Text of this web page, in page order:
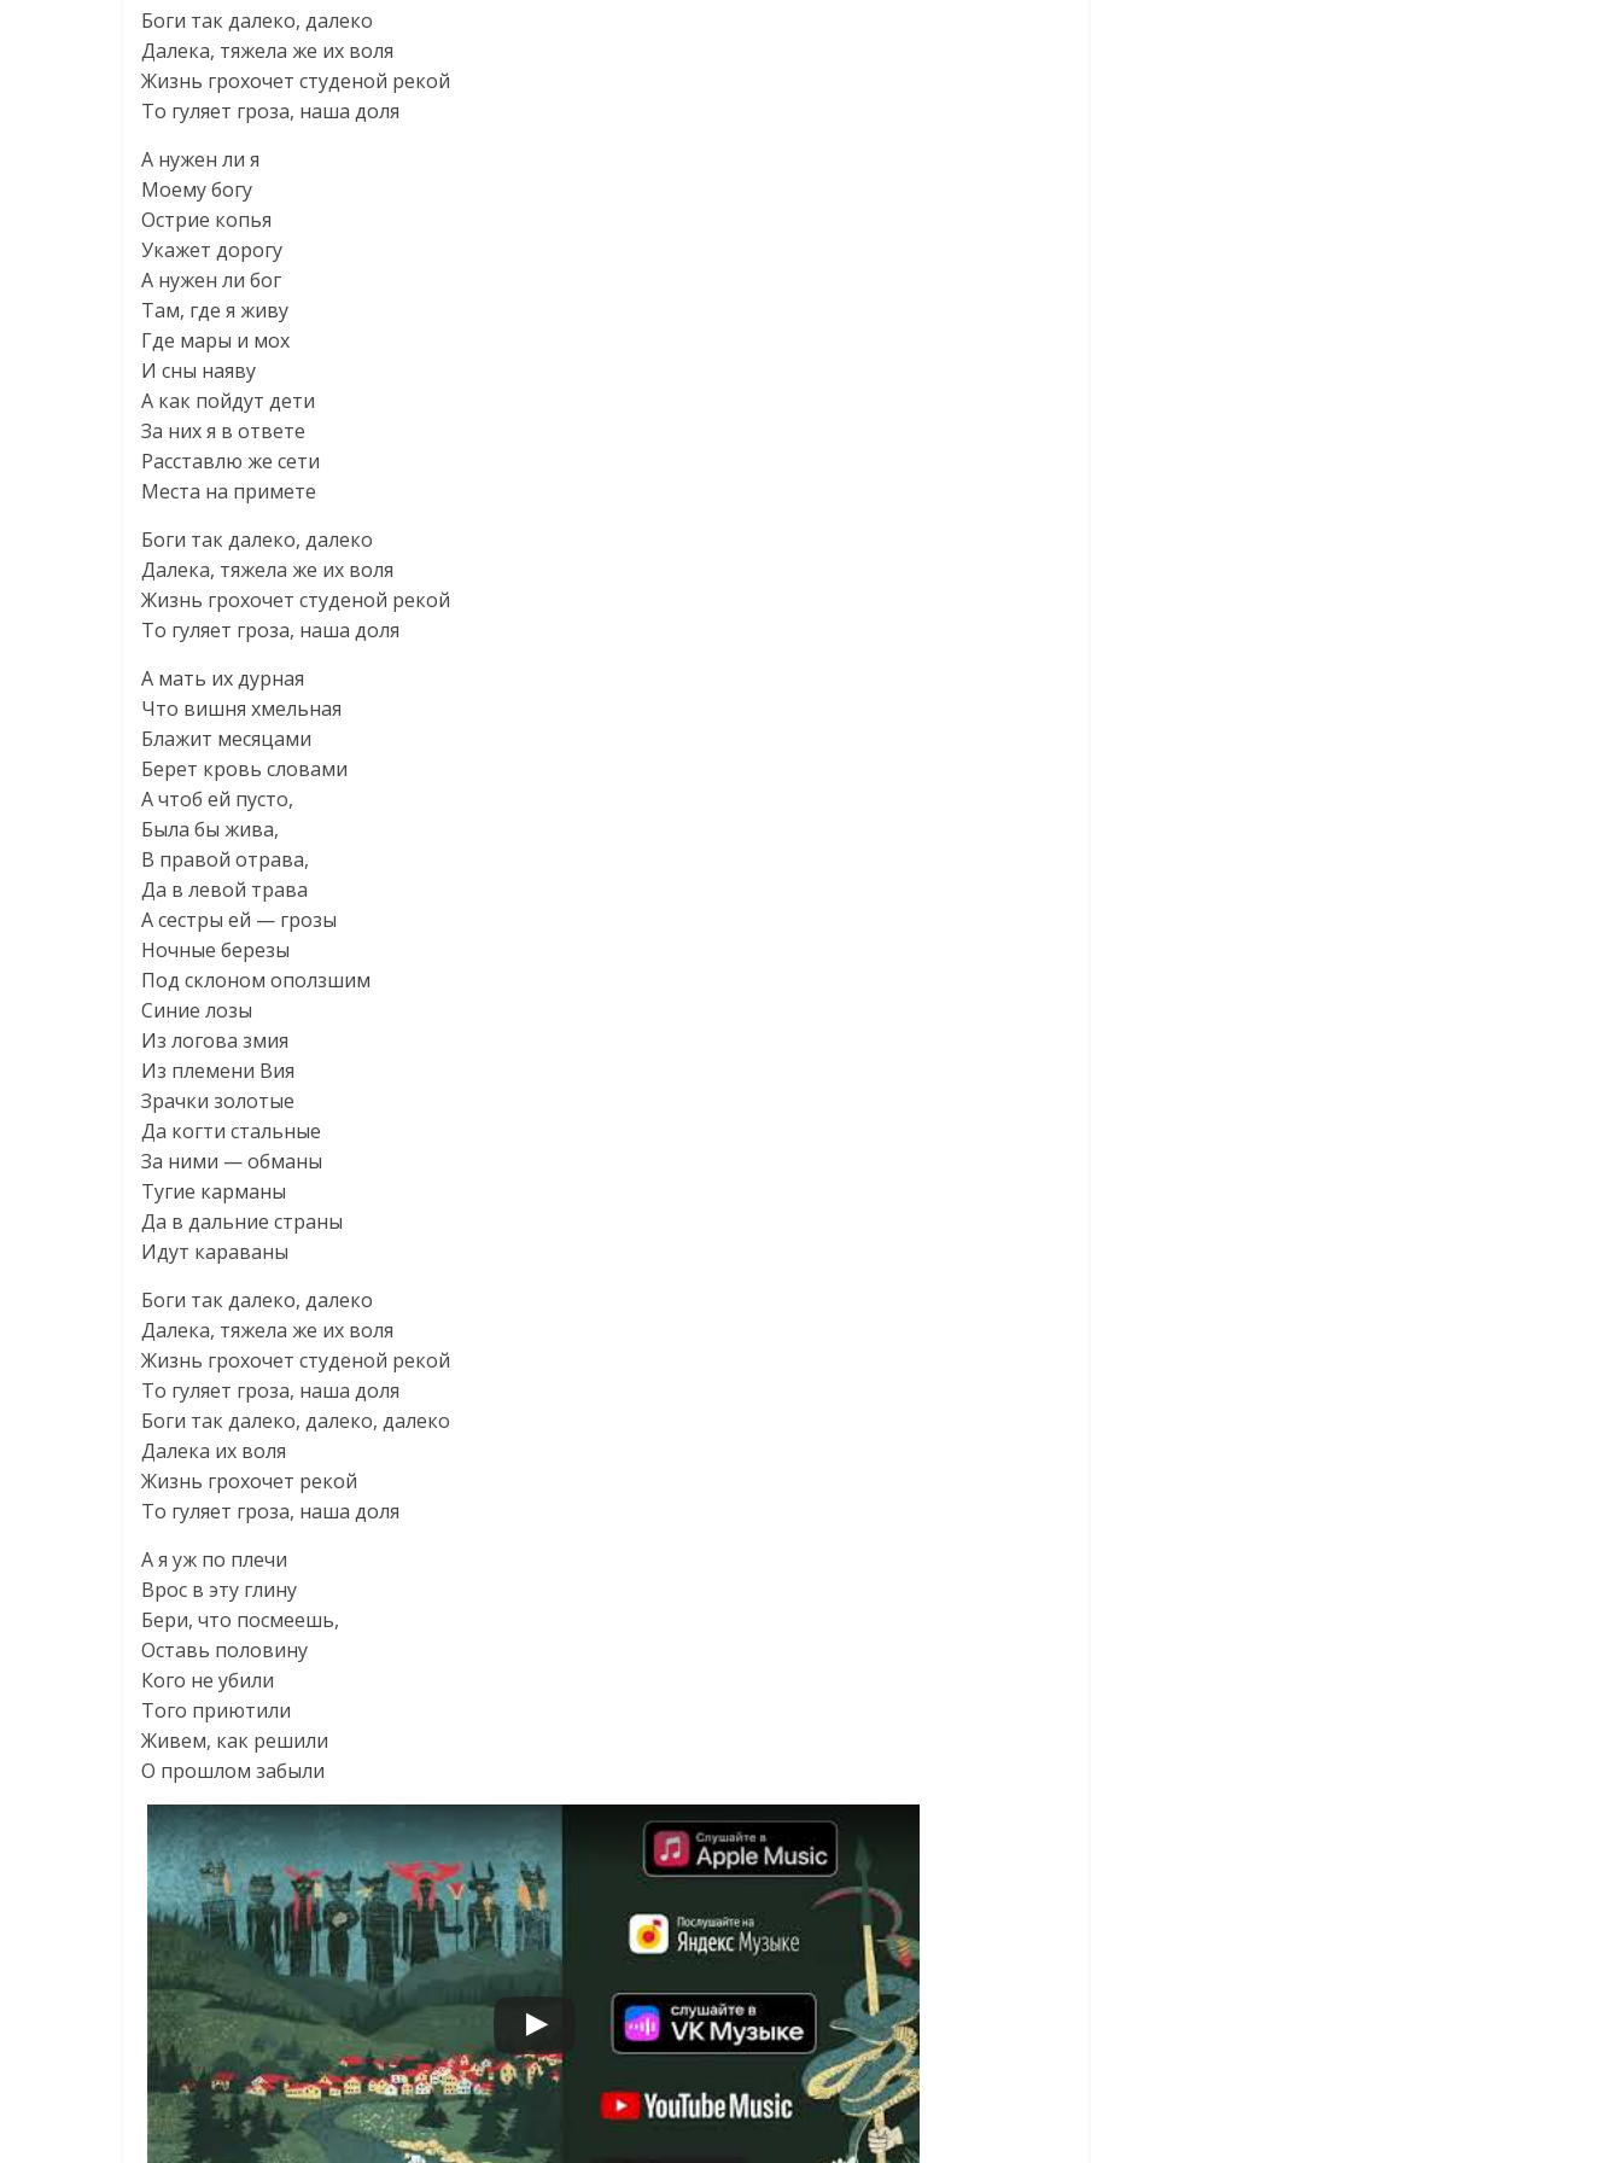
Боги так далеко, далеко
Далека, тяжела же их воля
Жизнь грохочет студеной рекой
То гуляет гроза, наша доля
А нужен ли я
Моему богу
Острие копья
Укажет дорогу
А нужен ли бог
Там, где я живу
Где мары и мох
И сны наяву
А как пойдут дети
За них я в ответе
Расставлю же сети
Места на примете
Боги так далеко, далеко
Далека, тяжела же их воля
Жизнь грохочет студеной рекой
То гуляет гроза, наша доля
А мать их дурная
Что вишня хмельная
Блажит месяцами
Берет кровь словами
А чтоб ей пусто,
Была бы жива,
В правой отрава,
Да в левой трава
А сестры ей — грозы
Ночные березы
Под склоном оползшим
Синие лозы
Из логова змия
Из племени Вия
Зрачки золотые
Да когти стальные
За ними — обманы
Тугие карманы
Да в дальние страны
Идут караваны
Боги так далеко, далеко
Далека, тяжела же их воля
Жизнь грохочет студеной рекой
То гуляет гроза, наша доля
Боги так далеко, далеко, далеко
Далека их воля
Жизнь грохочет рекой
То гуляет гроза, наша доля
А я уж по плечи
Врос в эту глину
Бери, что посмеешь,
Оставь половину
Кого не убили
Того приютили
Живем, как решили
О прошлом забыли